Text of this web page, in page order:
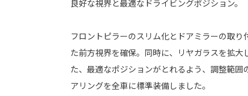
良好な視界と最適なドライビングポジション。
フロントピラーのスリム化とドアミラーの取
た前方視界を確保。同時に、リヤガラスを拡大
た、最適なポジションがとれるよう、調整範
アリングを全車に標準装備しました。